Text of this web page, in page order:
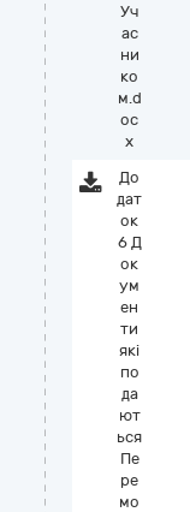
Уч
ас
ни
ко
м.d
oc
x
До
дат
ок
6 Д
ок
ум
ен
ти
які
по
да
ют
ься
Пе
ре
мо